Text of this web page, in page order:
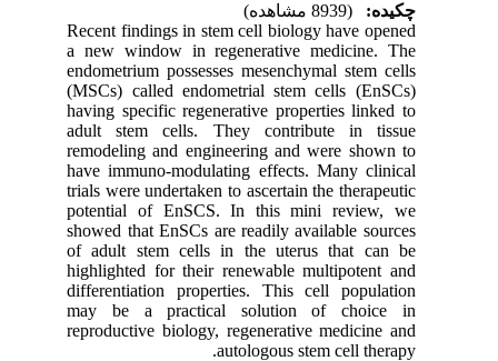
چکیده:
Recent findings in stem cell biology have opened
a new window in regenerative medicine. The
endometrium possesses mesenchymal stem cells
(MSCs) called endometrial stem cells (EnSCs)
having specific regenerative properties linked to
adult stem cells. They contribute in tissue
remodeling and engineering and were shown to
have immuno-modulating effects. Many clinical
trials were undertaken to ascertain the therapeutic
potential of EnSCS. In this mini review, we
showed that EnSCs are readily available sources
of adult stem cells in the uterus that can be
highlighted for their renewable multipotent and
differentiation properties. This cell population
may be a practical solution of choice in
reproductive biology, regenerative medicine and
autologous stem cell therapy.